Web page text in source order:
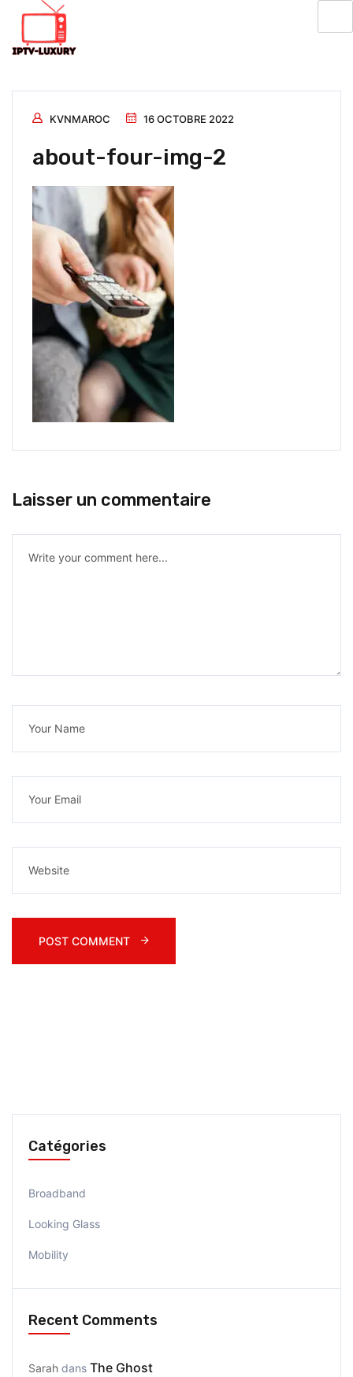
KVNMAROC 16 OCTOBRE 2022
about-four-img-2
Laisser un commentaire
Catégories
Broadband
Looking Glass
Mobility
Recent Comments
Sarah dans The Ghost